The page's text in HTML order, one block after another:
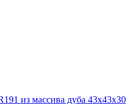
из массива дуба 43х43х30